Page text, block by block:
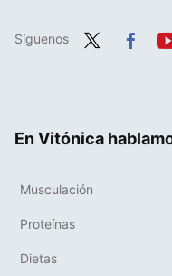
Síguenos
En Vitónica
Musculación
Proteínas
Dietas